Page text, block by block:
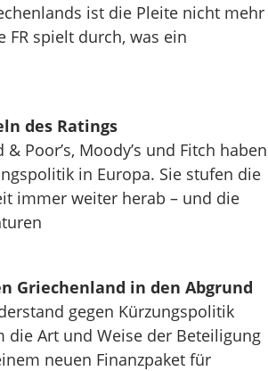
ist die Pleite nicht mehr
FR spielt durch, was ein
des Ratings
Poor’s, Moody’s und Fitch haben
in Europa. Sie stufen die
immer weiter herab – und die
Griechenland in den Abgrund
gegen Kürzungspolitik
die Art und Weise der Beteiligung
neuen Finanzpaket für